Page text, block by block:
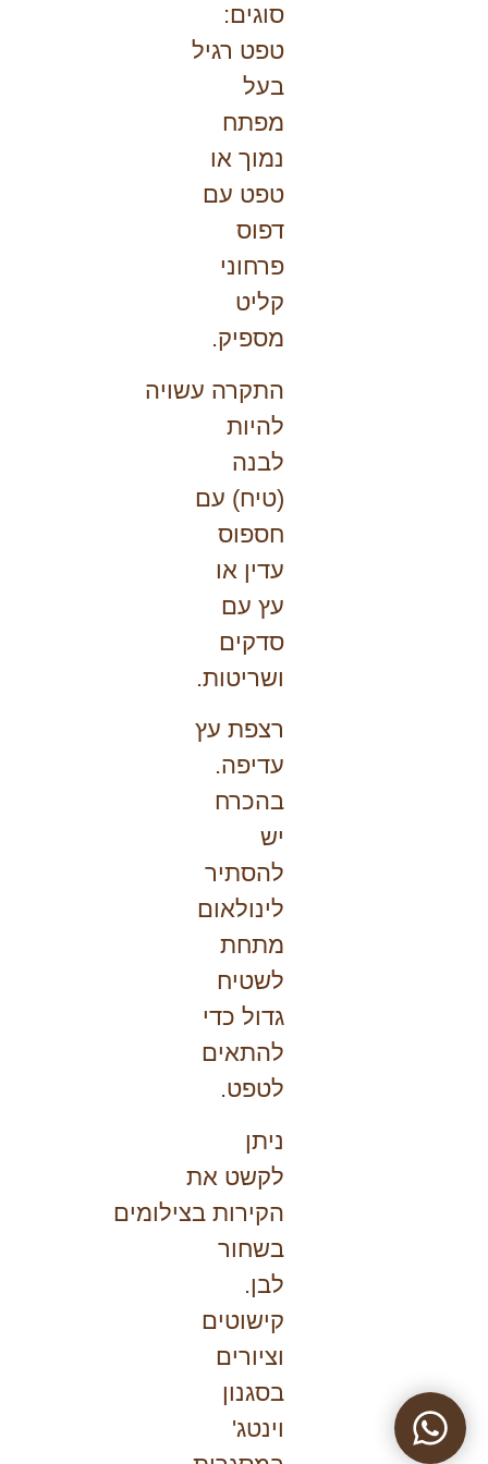
סוגים:
טפט רגיל
בעל
מפתח
נמוך או
טפט עם
דפוס
פרחוני
קליט
מספיק.
התקרה עשויה
להיות
לבנה
(טיח) עם
חספוס
עדין או
עץ עם
סדקים
ושריטות.
רצפת עץ
עדיפה.
בהכרח
יש
להסתיר
לינולאום
מתחת
לשטיח
גדול כדי
להתאים
לטפט.
ניתן
לקשט את
הקירותבצילומים
בשחור
לבן.
קישוטים
וציורים
בסגנון
וינטג'